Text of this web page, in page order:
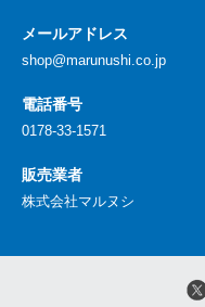
メールアドレス
shop@marunushi.co.jp
電話番号
0178-33-1571
販売業者
株式会社マルヌシ